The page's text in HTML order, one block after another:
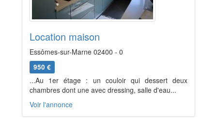
Location maison
Essômes-sur-Marne 02400 - 0
950 €
...Au 1er étage : un couloir qui dessert deux
chambres dont une avec dressing, salle d'eau...
Voir l'annonce